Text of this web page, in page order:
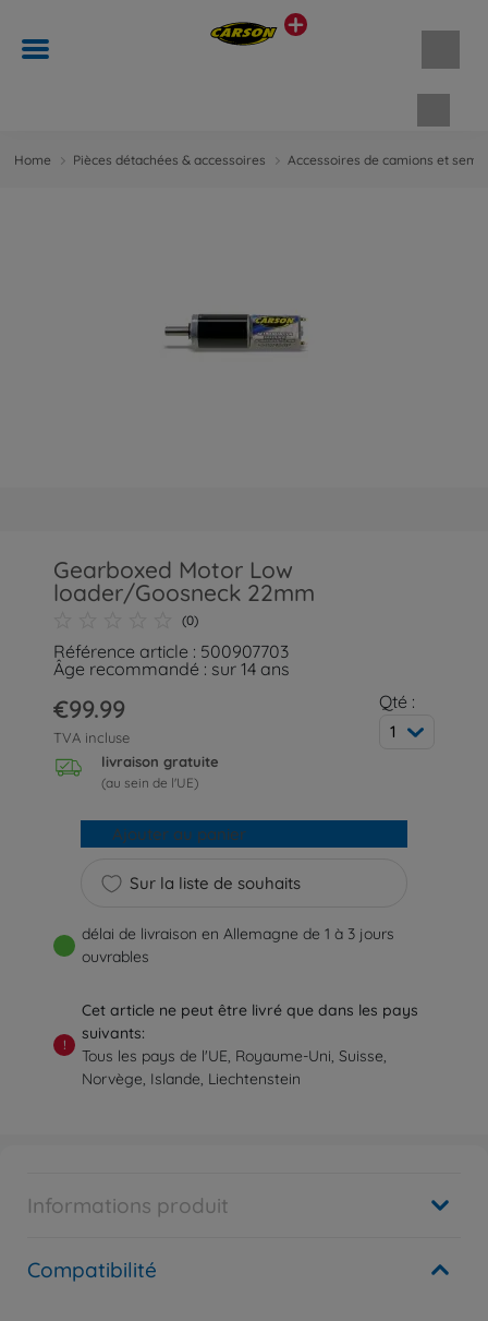
Home Pièces détachées & accessoires Accessoires de camions et
Gearboxed Motor Low
loader/Goosneck 22mm
(0)
Référence article : 500907703
Âge recommandé : sur 14 ans
€99.99
TVA incluse
livraison gratuite
(au sein de l'UE)
Qté :
1
Sur la liste de souhaits
Ajouter au panier
délai de livraison en Allemagne de 1 à 3 jours
ouvrables
!
Cet article ne peut être livré que dans les pays
suivants:
Tous les pays de l'UE, Royaume-Uni, Suisse,
Norvège, Islande, Liechtenstein
Informations produit
Compatibilité